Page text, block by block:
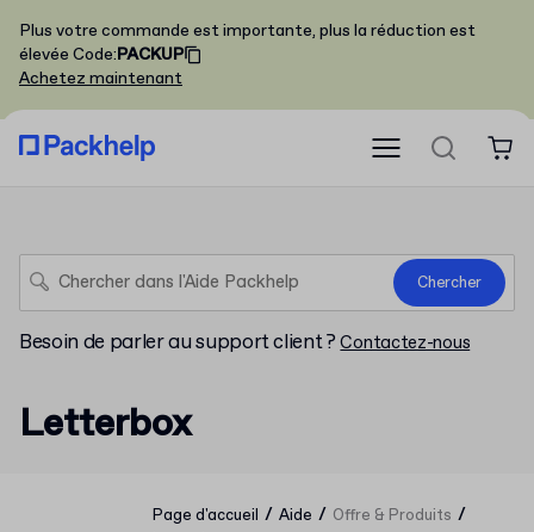
Plus votre commande est importante, plus la réduction est
élevée Code:PACKUP
Achetez maintenant
Chercher
Besoin de parler au support client ?Contactez-nous
Letterbox
Page d'accueil / Aide / Offre & Produits /